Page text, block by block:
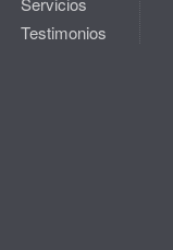
Testimonios